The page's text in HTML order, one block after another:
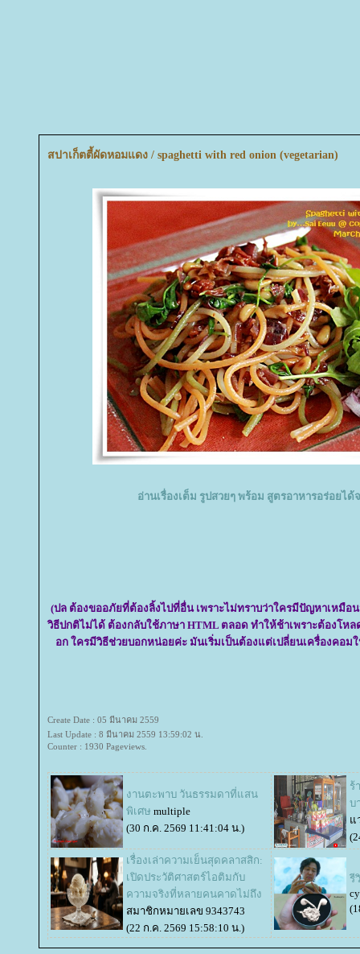
สปาเก็ตตี้ผัดหอมแดง / spaghetti with red onion (vegetarian)
อ่านเรื่องเต็ม รูปสวยๆ พร้อม สูตรอาหารอร่อยได้
(ปล ต้องขออภัยที่ต้องลิ้งไปที่อื่น เพราะไม่ทราบว่าใครมีปัญหาเหมือ
วิธีปกติไม่ได้ ต้องกลับใช้ภาษา HTML ตลอด ทำให้ช้าเพราะต้องโห
อก ใครมีวิธีช่วยบอกหน่อยค่ะ มันเริ่มเป็นต้องแต่เปลี่ยนเครื่องคอม
Create Date : 05 มีนาคม 2559
Last Update : 8 มีนาคม 2559 13:59:02 น.
Counter : 1930 Pageviews.
งานตะพาบ วันธรรมดาที่แสน
พิเศษ multiple
(30 ก.ค. 2569 11:41:04 น.)
ร้
บ
ว่
เรื่องเล่าความเย็นสุดคลาสสิก:
เปิดประวัติศาสตร์ไอติมกับ
ความจริงที่หลายคนคาดไม่ถึง
สมาชิกหมายเลข 9343743
(22 ก.ค. 2569 15:58:10 น.)
รี